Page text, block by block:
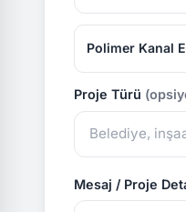
Polimer Kanal
Proje Türü
Mesaj / Proje